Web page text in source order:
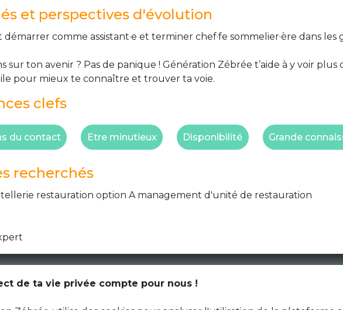
et perspectives d'évolution
démarrer comme assistant·e et terminer chef·fe sommelier·ère dans les
sur ton avenir ? Pas de panique ! Génération Zébrée t’aide à y voir
pour mieux te connaître et trouver ta voie.
clefs
du contact Etre minutieux Disponibilité Grande
recherchés
restauration option A management d'unité de restauration
de ta vie privée compte pour nous !